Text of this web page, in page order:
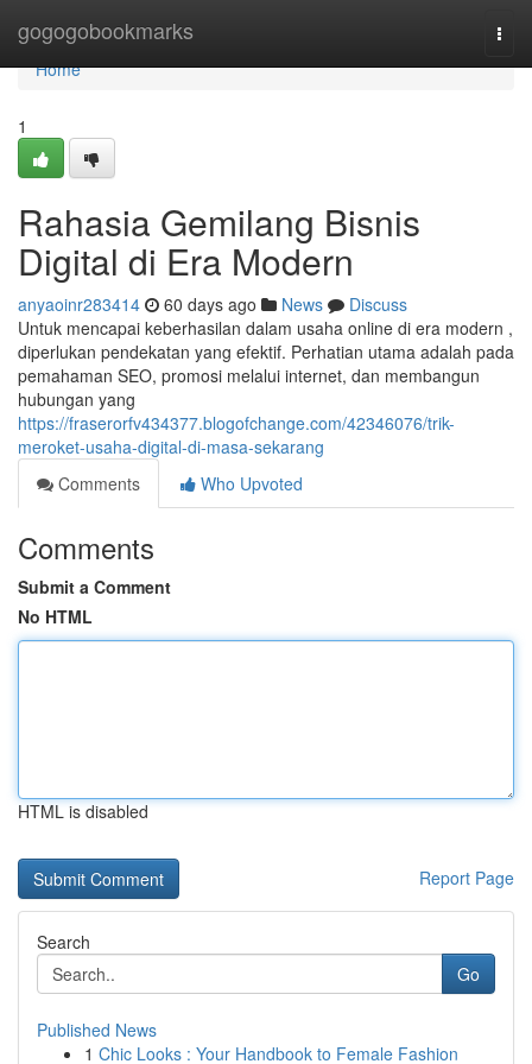
gogogobookmarks
Home
Home
1
Rahasia Gemilang Bisnis
Digital di Era Modern
anyaoinr283414 60 days ago News
Discuss
Untuk mencapai keberhasilan dalam usaha online di era modern ,
diperlukan pendekatan yang efektif. Perhatian utama adalah pada
pemahaman SEO, promosi melalui internet, dan membangun
hubungan yang
https://fraserorfv434377.blogofchange.com/42346076/trik-
meroket-usaha-digital-di-masa-sekarang
Comments
Who Upvoted
Comments
Submit a Comment
No HTML
HTML is disabled
Report Page
Search
Go
Published News
1 Chic Looks : Your Handbook to Female Fashion